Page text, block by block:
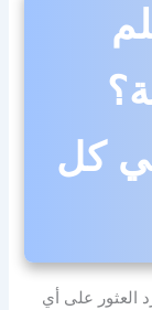
كل
العثور على أي